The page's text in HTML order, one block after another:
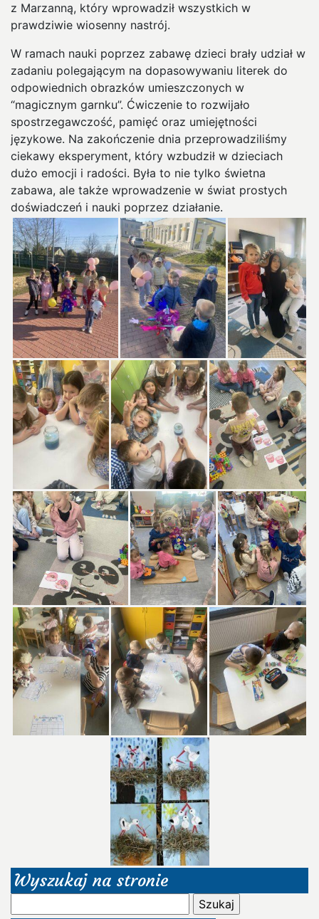
z Marzanną, który wprowadził wszystkich w
prawdziwie wiosenny nastrój.
W ramach nauki poprzez zabawę dzieci brały udział w
zadaniu polegającym na dopasowywaniu literek do
odpowiednich obrazków umieszczonych w
“magicznym garnku”. Ćwiczenie to rozwijało
spostrzegawczość, pamięć oraz umiejętności
językowe. Na zakończenie dnia przeprowadziliśmy
ciekawy eksperyment, który wzbudził w dzieciach
dużo emocji i radości. Była to nie tylko świetna
zabawa, ale także wprowadzenie w świat prostych
doświadczeń i nauki poprzez działanie.
Wyszukaj na stronie